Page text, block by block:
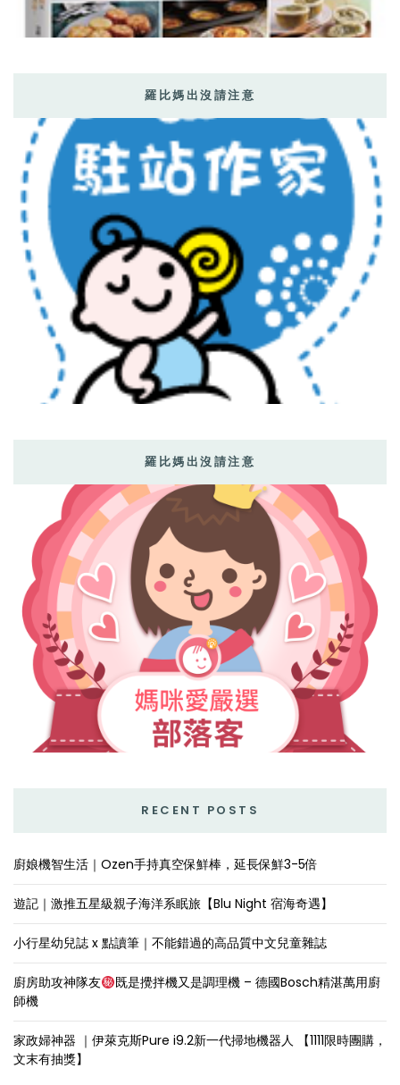
羅比媽出沒請注意
羅比媽出沒請注意
RECENT POSTS
廚娘機智生活｜Ozen手持真空保鮮棒，延長保鮮3-5倍
遊記｜激推五星級親子海洋系眠旅【Blu Night 宿海奇遇】
小行星幼兒誌 x 點讀筆｜不能錯過的高品質中文兒童雜誌
廚房助攻神隊友
既是攪拌機又是調理機 – 德國Bosch精湛萬用廚
師機
家政婦神器 ｜伊萊克斯Pure i9.2新一代掃地機器人 【1111限時團購，
文末有抽獎】